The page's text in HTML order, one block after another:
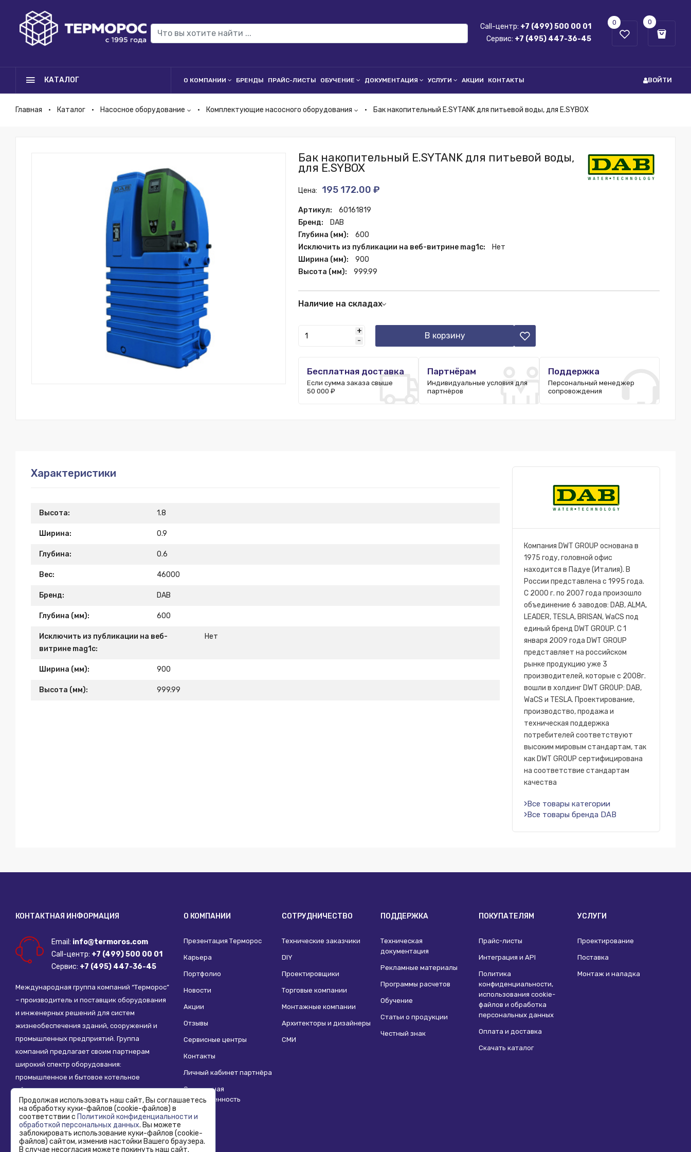
Call-центр: +7 (499) 500 00 01
Сервис: +7 (495) 447-36-45
0 0
КАТАЛОГ О КОМПАНИИ БРЕНДЫ ПРАЙС-ЛИСТЫ ОБУЧЕНИЕ ДОКУМЕНТАЦИЯ УСЛУГИ АКЦИИ КОНТАКТЫ ВОЙТИ
Главная Каталог Насосное оборудование Комплектующие насосного оборудования Бак накопительный E.SYTANK для питьевой воды, для E.SYBOX
Бак накопительный E.SYTANK для питьевой воды,
для E.SYBOX
Цена: 195 172.00 ₽
Артикул:
60161819
Бренд:
DAB
Глубина (мм):
600
Исключить из публикации на веб-витрине mag1c:
Нет
Ширина (мм):
900
Высота (мм):
999.99
Наличие на складах
Краснодар:
+
-
В корзину
Бесплатная доставка
Если сумма заказа свыше
50 000 ₽
Партнёрам
Индивидуальные условия для
партнёров
Поддержка
Персональный менеджер
сопровождения
Характеристики
Высота: 1.8
Ширина: 0.9
Глубина: 0.6
Вес: 46000
Бренд: DAB
Глубина (мм): 600
Исключить из публикации на веб-
витрине mag1c:
Нет
Ширина (мм): 900
Высота (мм): 999.99
Компания DWT GROUP основана в
1975 году, головной офис
находится в Падуе (Италия). В
России представлена с 1995 года.
С 2000 г. по 2007 года произошло
объединение 6 заводов: DAB, ALMA,
LEADER, TESLA, BRISAN, WaCS под
единый бренд DWT GROUP. C 1
января 2009 года DWT GROUP
представляет на российском
рынке продукцию уже 3
производителей, которые с 2008г.
вошли в холдинг DWT GROUP: DAB,
WaCS и TESLA. Проектирование,
производство, продажа и
техническая поддержка
потребителей соответствуют
высоким мировым стандартам, так
как DWT GROUP сертифицирована
на соответствие стандартам
качества
Все товары категории
Все товары бренда DAB
КОНТАКТНАЯ ИНФОРМАЦИЯ
Email: info@termoros.com
Call-центр: +7 (499) 500 00 01
Сервис: +7 (495) 447-36-45
Международная группа компаний “Терморос”
– производитель и поставщик оборудования
и инженерных решений для систем
жизнеобеспечения зданий, сооружений и
промышленных предприятий. Группа
компаний предлагает своим партнерам
широкий спектр оборудования:
промышленное и бытовое котельное
оборудование, системы отопления,
водоснабжения, водоподготовки и другие
инженерные системы.
О КОМПАНИИ
Презентация Терморос
Карьера
Портфолио
Новости
Акции
Отзывы
Сервисные центры
Контакты
Личный кабинет партнёра
Социальная
ответственность
СОТРУДНИЧЕСТВО
Технические заказчики
DIY
Проектировщики
Торговые компании
Монтажные компании
Архитекторы и дизайнеры
СМИ
ПОДДЕРЖКА
Техническая
документация
Рекламные материалы
Программы расчетов
Обучение
Статьи о продукции
Честный знак
ПОКУПАТЕЛЯМ
Прайс-листы
Интеграция и API
Политика
конфиденциальности,
использования сookie-
файлов и обработка
персональных данных
Оплата и доставка
Скачать каталог
УСЛУГИ
Проектирование
Поставка
Монтаж и наладка
Продолжая использовать наш сайт, Вы соглашаетесь
на обработку куки-файлов (cookie-файлов) в
соответствии с Политикой конфиденциальности и
обработкой персональных данных. Вы можете
заблокировать использование куки-файлов (cookie-
файлов) сайтом, изменив настойки Вашего браузера.
В случае несогласия можете покинуть наш сайт.